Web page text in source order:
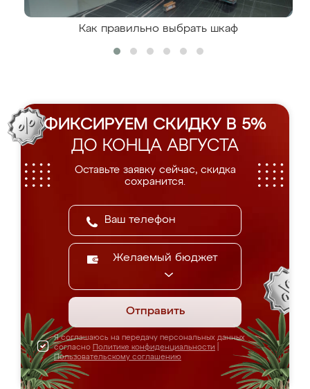
Как правильно выбрать шкаф
ФИКСИРУЕМ СКИДКУ В 5%
ДО КОНЦА АВГУСТА
Оставьте заявку сейчас, скидка
сохранится.
Желаемый бюджет
Отправить
Я соглашаюсь на передачу персональных данных
согласно Политике конфиденциальности
Пользовательскому соглашению